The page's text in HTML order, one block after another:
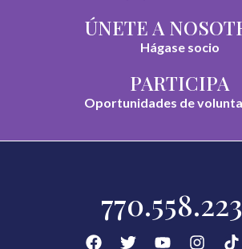
ÚNETE A
Hágase socio
PARTICIPA
Oportunidades de